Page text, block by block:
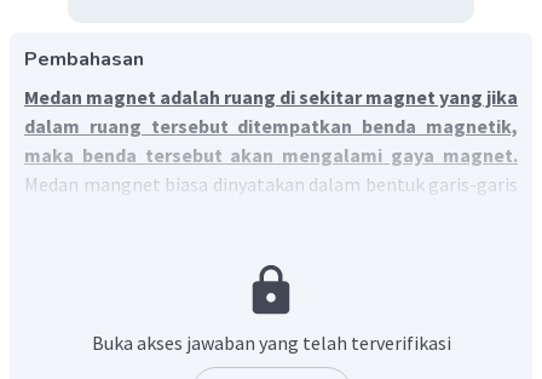
Pembahasan
Medan magnet adalah ruang di sekitar magnet yang jika
dalam ruang tersebut ditempatkan benda magnetik,
maka benda tersebut akan mengalami gaya magnet.
Medan mangnet biasa dinyatakan dalam bentuk garis-garis
Buka akses jawaban yang telah terverifikasi